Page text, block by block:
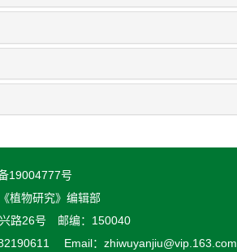
19004777号
植物研究》编辑部
路26号 邮编：150040
Email：zhiwuyanjiu@vip.163.com